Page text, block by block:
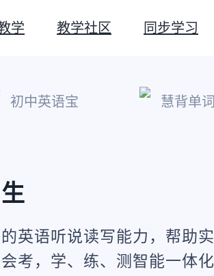
学 教学社区 同步学习
初中英语宝 慧背单词
英语听说读写能力，帮助实
考，学、练、测智能一体化